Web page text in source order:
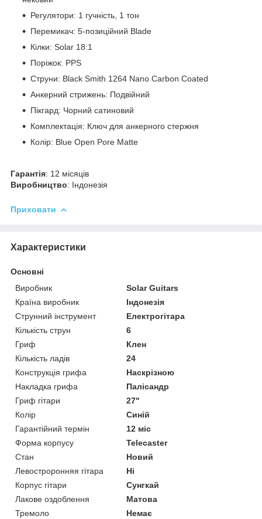
Регулятори: 1 гучність, 1 тон
Перемикач: 5-позиційний Blade
Кілки: Solar 18:1
Поріжок: PPS
Струни: Black Smith 1264 Nano Carbon Coated
Анкерний стрижень: Подвійний
Пікгард: Чорний сатиновий
Комплектація: Ключ для анкерного стержня
Колір: Blue Open Pore Matte
Гарантія: 12 місяців
Виробництво: Індонезія
Приховати
Характеристики
Основні
Виробник
Solar Guitars
Країна виробник
Індонезія
Струнний інструмент
Електрогітара
Кількість струн
6
Гриф
Клен
Кількість ладів
24
Конструкція грифа
Наскрізною
Накладка грифа
Палісандр
Гриф гітари
27"
Колір
Синій
Гарантійний термін
12 міс
Форма корпусу
Telecaster
Стан
Новий
Левостроронняя гітара
Ні
Корпус гітари
Сунгкай
Лакове оздоблення
Матова
Тремоло
Немає